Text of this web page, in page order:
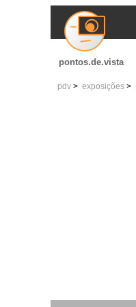
pontos.de.vista
pdv exposições